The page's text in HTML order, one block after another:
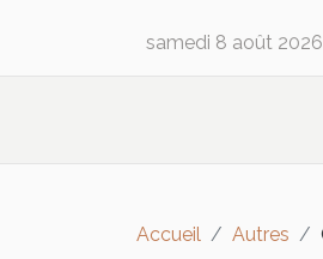
samedi 8 août 2026
Accueil Autres